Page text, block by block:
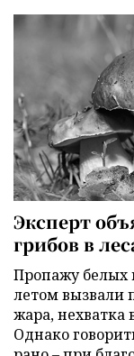
Эксперт
грибов в
Пропажу белых
летом вызвали
жара, нехватка
Однако